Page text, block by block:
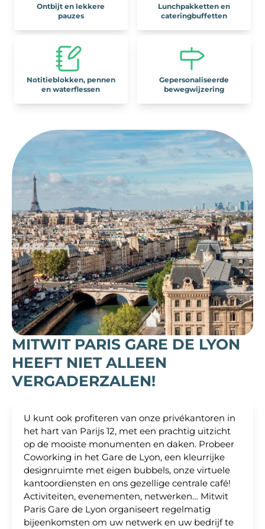
Ontbijt en lekkere
pauzes
Lunchpakketten en
cateringbuffetten
Notitieblokken, pennen
en waterflessen
Gepersonaliseerde
bewegwijzering
MITWIT PARIS GARE DE LYON
HEEFT NIET ALLEEN
VERGADERZALEN!
U kunt ook profiteren van onze privékantoren in
het hart van Parijs 12, met een prachtig uitzicht
op de mooiste monumenten en daken. Probeer
Coworking in het Gare de Lyon, een kleurrijke
designruimte met eigen bubbels, onze virtuele
kantoordiensten en ons gezellige centrale café!
Activiteiten, evenementen, netwerken… Mitwit
Paris Gare de Lyon organiseert regelmatig
bijeenkomsten om uw netwerk en uw bedrijf te